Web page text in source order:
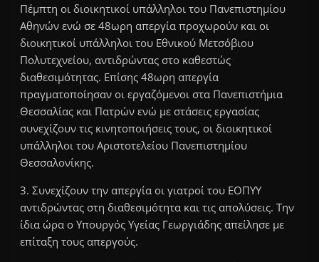
Πέμπτη οι διοικητικοί υπάλληλοι του Πανεπιστημίου
Αθηνών ενώ σε 48ωρη απεργία προχωρούν και οι
διοικητικοί υπάλληλοι του Εθνικού Μετσόβιου
Πολυτεχνείου, αντιδρώντας στο καθεστώς
διαθεσιμότητας. Επίσης 48ωρη απεργία
πραγματοποίησαν οι εργαζόμενοι στα Πανεπιστήμια
Θεσσαλίας και Πατρών ενώ με στάσεις εργασίας
συνεχίζουν τις κινητοποιήσεις τους, οι διοικητικοί
υπάλληλοι του Αριστοτελείου Πανεπιστημίου
Θεσσαλονίκης.
3. Συνεχίζουν την απεργία οι γιατροί του ΕΟΠΥΥ
αντιδρώντας στη διαθεσιμότητα και τις απολύσεις. Την
ίδια ώρα ο Υπουργός Υγείας Γεωργιάδης απείλησε με
επίταξη τους απεργούς.